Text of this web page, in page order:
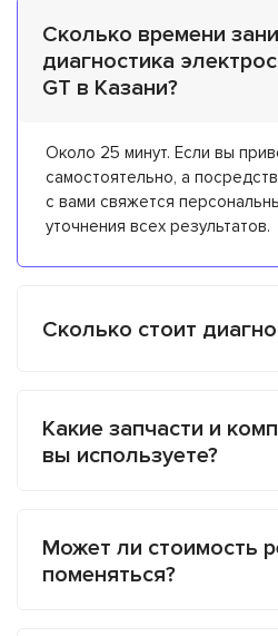
Сколько времени
диагностика
GT в Казани?
Около 25 минут. Если вы
самостоятельно, а
с вами свяжется
уточнения всех результатов.
Сколько стоит
Какие запчасти и
вы используете?
Может ли стоимость
поменяться?